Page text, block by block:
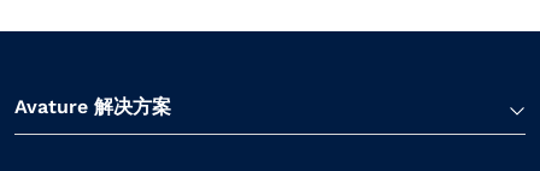
Avature 解决方案